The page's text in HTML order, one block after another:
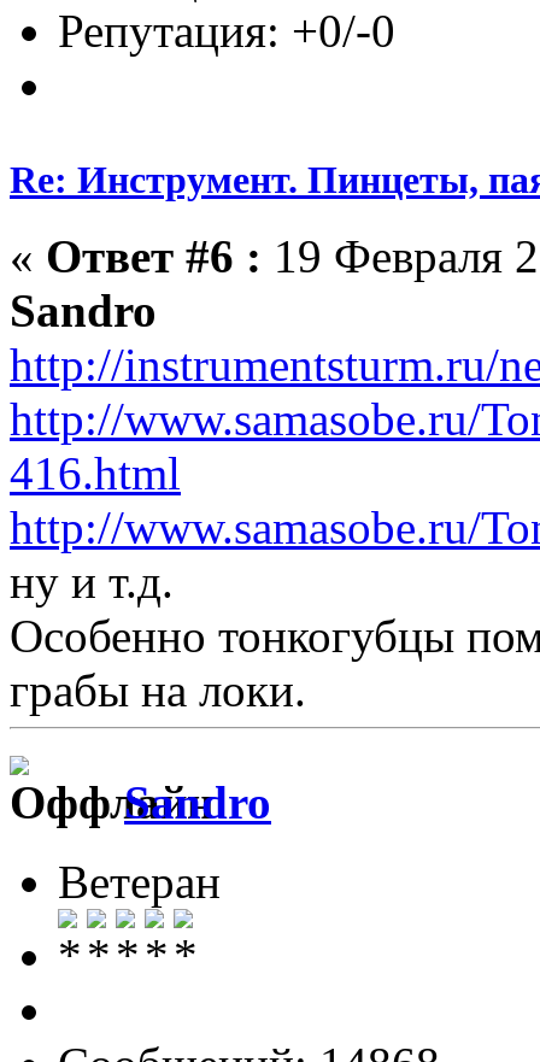
Репутация: +0/-0
Re: Инструмент. Пинцеты,
« Ответ #6 : 19 Февраля
Sandro
http://instrumentsturm.ru/
http://www.samasobe.ru/
416.html
http://www.samasobe.ru/
ну и т.д.
Особенно тонкогубцы
грабы на локи.
Sandro
Ветеран